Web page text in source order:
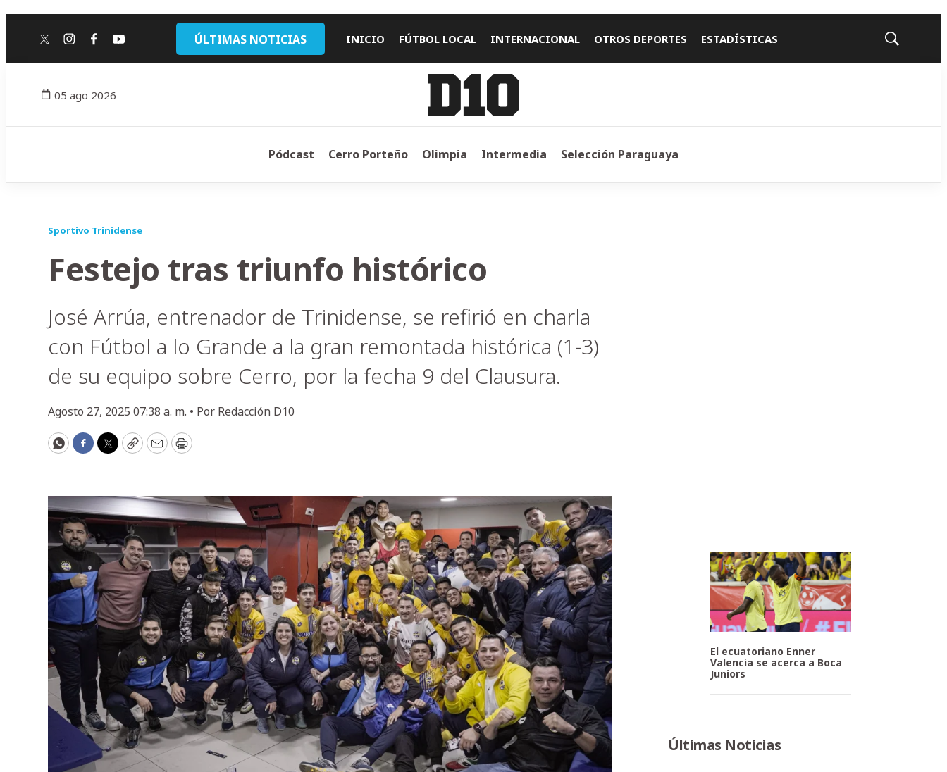
twitterinstagram
facebook
youtube ÚLTIMAS NOTICIAS INICIO FÚTBOL LOCAL INTERNACIONAL OTROS DEPORTES ESTADÍSTICAS
Mostrar
05 ago 2026
Pódcast Cerro Porteño Olimpia Intermedia Selección Paraguaya
Sportivo Trinidense
Festejo tras triunfo histórico
José Arrúa, entrenador de Trinidense, se refirió en charla
con Fútbol a lo Grande a la gran remontada histórica (1-3)
de su equipo sobre Cerro, por la fecha 9 del Clausura.
Agosto 27, 2025 07:38 a. m. • Por Redacción D10
WhatsApp
Facebook
Twitter
CopyEmailPrint
El ecuatoriano Enner
Valencia se acerca a Boca
Juniors
Últimas Noticias